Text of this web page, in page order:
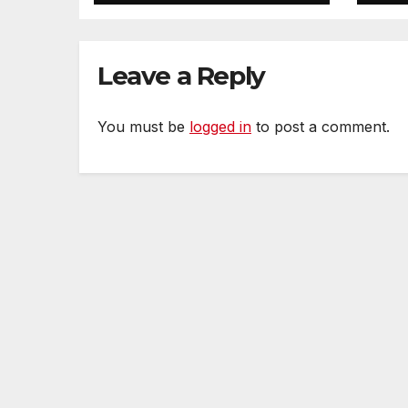
Ngày Độc Lập Hoa
tại Dogwood Dell
Leave a Reply
You must be logged in to post a comment.